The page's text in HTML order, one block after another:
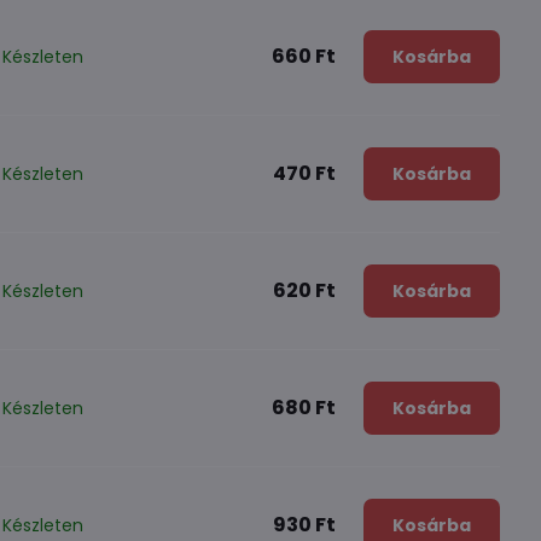
Készleten 660 Ft Kosárba
Készleten 470 Ft Kosárba
Készleten 620 Ft Kosárba
Készleten 680 Ft Kosárba
Készleten 930 Ft Kosárba